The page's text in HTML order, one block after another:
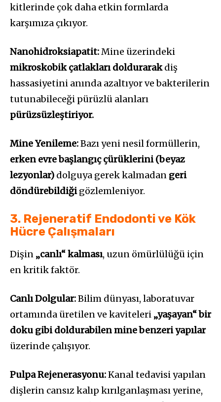
kitlerinde çok daha etkin formlarda
karşımıza çıkıyor.
Nanohidroksiapatit:Mine üzerindeki
mikroskobik çatlakları doldurarakdiş
hassasiyetini anında azaltıyor ve bakterilerin
tutunabileceği pürüzlü alanları
pürüzsüzleştiriyor.
Mine Yenileme:Bazı yeni nesil formüllerin,
erken evre başlangıç çürüklerini (beyaz
lezyonlar) dolguya gerek kalmadan geri
döndürebildiğigözlemleniyor.
3. Rejeneratif Endodonti ve Kök
Hücre Çalışmaları
Dişin „canlı“ kalması, uzun ömürlülüğü için
en kritik faktör.
Canlı Dolgular:Bilim dünyası, laboratuvar
ortamında üretilen ve kaviteleri „yaşayan“ bir
doku gibi doldurabilen mine benzeri yapılar
üzerinde çalışıyor.
Pulpa Rejenerasyonu:Kanal tedavisi yapılan
dişlerin cansız kalıp kırılganlaşması yerine,